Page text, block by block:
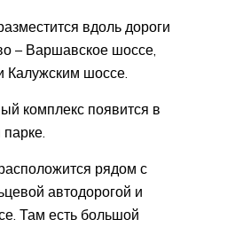
вдоль дороги
– Варшавское шоссе,
Калужским шоссе.
комплекс появится в
рядом с
автодорогой и
Там есть большой